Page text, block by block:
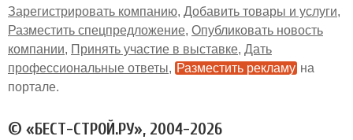
Зарегистрировать компанию Добавить товары и услуги
Разместить спецпредложение Опубликовать новость
компании
Принять участие в выставке Дать
профессиональные ответы
Разместить рекламу на
портале
© «БЕСТ-СТРОЙ.РУ», 2004-2026